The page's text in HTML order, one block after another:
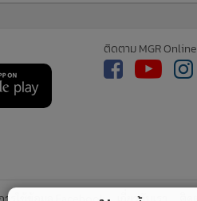
ติดตาม MGR Online
ารใช้ข้อมูล Facebook เกี่ยวกับเรา